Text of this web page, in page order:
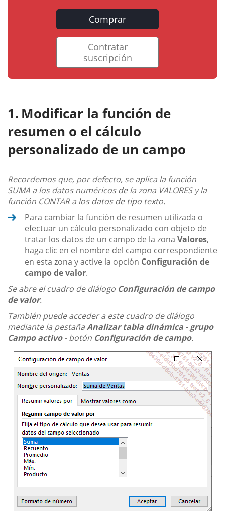
Comprar
Contratar
suscripción
Modificar la función de
resumen o el cálculo
personalizado de un campo
Recordemos que, por defecto, se aplica la función
SUMA a los datos numéricos de la zona VALORES y la
función CONTAR a los datos de tipo texto.
Para cambiar la función de resumen utilizada o
efectuar un cálculo personalizado con objeto de
tratar los datos de un campo de la zona Valores,
haga clic en el nombre del campo correspondiente
en esta zona y active la opción Configuración de
campo de valor.
Se abre el cuadro de diálogo Configuración de campo
de valor.
También puede acceder a este cuadro de diálogo
mediante la pestañaAnalizar tabla dinámica - grupo
Campo activo- botón Configuración de campo.